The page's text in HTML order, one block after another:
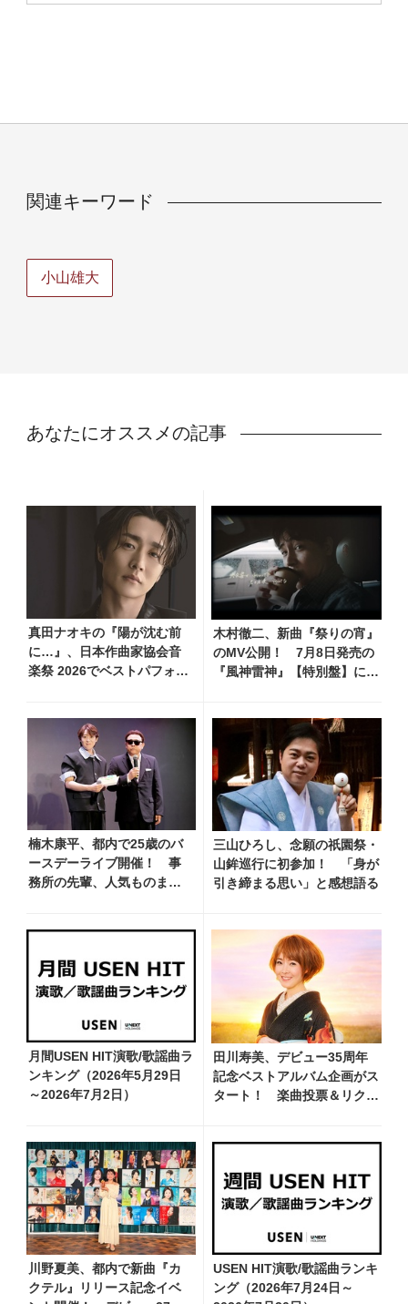
関連キーワード
小山雄大
あなたにオススメの記事
真田ナオキの『陽が沈む前
に…』、日本作曲家協会音
楽祭 2026でベストパフォー
盤リリースへ向けた企画を
一挙公開
木村徹二、新曲『祭りの宵』
のMV公開！ 7月8日発売の
『風神雷神』【特別盤】に収
楠木康平、都内で25歳のバ
ースデーライブ開催！ 事
務所の先輩、人気ものまね
三山ひろし、念願の祇園祭・
山鉾巡行に初参加！ 「身が
引き締まる思い」と感想語る
月間USEN HIT演歌/歌謡曲ラ
ンキング（2026年5月29日
～2026年7月2日）
田川寿美、デビュー35周年
記念ベストアルバム企画がス
タート！ 楽曲投票＆リクエ
川野夏美、都内で新曲『カ
クテル』リリース記念イベ
USEN HIT演歌/歌謡曲ランキ
ング（2026年7月24日～